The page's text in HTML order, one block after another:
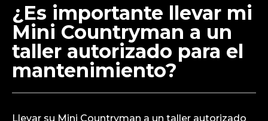
¿Es importante llevar mi
Mini Countryman a un
taller autorizado para el
mantenimiento?
Llevar su Mini Countryman a un taller autorizado